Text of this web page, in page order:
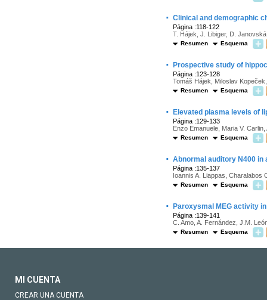
· Clinical and demographic
Página :118-122
T. Hájek, J. Libiger, D.
Resumen Esquema
· Prospective study of
Página :123-128
Tomáš Hájek, Miloslav
Resumen Esquema
· Elevated plasma levels of
Página :129-133
Enzo Emanuele, Maria V.
Resumen Esquema
· Abnormal auditory N400 in
Página :135-137
Ioannis A. Liappas, Charalabos
Resumen Esquema
· Paroxysmal MEG activity
Página :139-141
C. Amo, A. Fernández, J.M.
Resumen Esquema
MI CUENTA
CREAR UNA CUENTA